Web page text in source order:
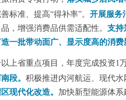
标准、提高“得补率”。 开展服务
，增强消费品供需适配性。 支持
一批带动面广、显示度高的消费
以上省重点项目，年度完成投资1
段。 积极推进内河航运、现代
现代化改造。 加快新型能源体